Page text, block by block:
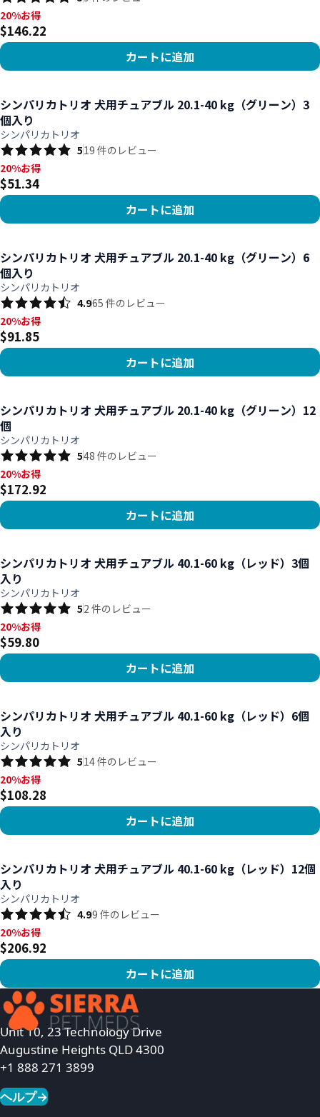
20%お得, $146.22
20%お得
$146.22
カートに追加
シンパリカトリオ 犬用チュアブル 20.1-40 kg（グリーン）3
個入り
シンパリカトリオ
519 件のレビュー
20%お得, $51.34
20%お得
$51.34
カートに追加
シンパリカトリオ 犬用チュアブル 20.1-40 kg（グリーン）6
個入り
シンパリカトリオ
4.965 件のレビュー
20%お得, $91.85
20%お得
$91.85
カートに追加
シンパリカトリオ 犬用チュアブル 20.1-40 kg（グリーン）12
個
シンパリカトリオ
548 件のレビュー
20%お得, $172.92
20%お得
$172.92
カートに追加
シンパリカトリオ 犬用チュアブル 40.1-60 kg（レッド）3個
入り
シンパリカトリオ
52 件のレビュー
20%お得, $59.80
20%お得
$59.80
カートに追加
シンパリカトリオ 犬用チュアブル 40.1-60 kg（レッド）6個
入り
シンパリカトリオ
514件のレビュー
20%お得, $108.28
20%お得
$108.28
カートに追加
シンパリカトリオ 犬用チュアブル 40.1-60 kg（レッド）12個
入り
シンパリカトリオ
4.99 件のレビュー
20%お得, $206.92
20%お得
$206.92
カートに追加
商品を見る
Unit 10, 23 Technology Drive
Augustine Heights QLD 4300
+1 888 271 3899
ヘルプ→